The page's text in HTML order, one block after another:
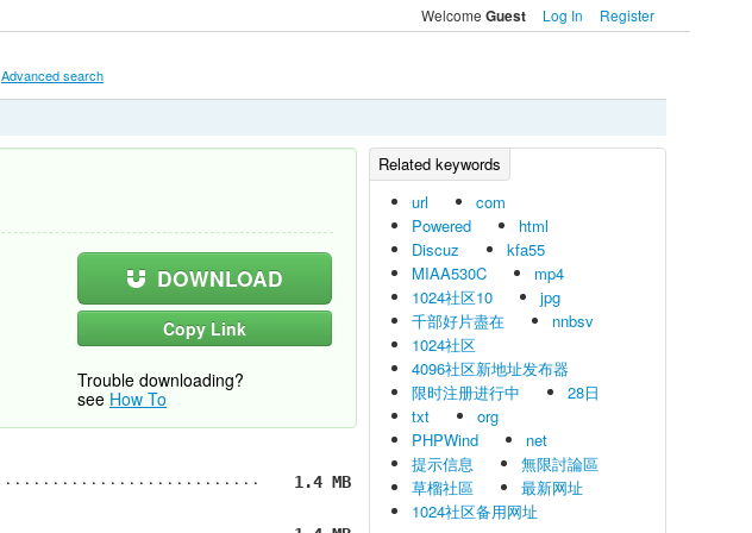
Welcome Guest Log In Register
Advanced search
url
com
Powered
html
Discuz
kfa55
MIAA530C
mp4
1024社区10
jpg
千部好片盡在
nnbsv
1024社区
4096社区新地址发布器
限时注册进行中
28日
txt
org
PHPWind
net
提示信息
無限討論區
草榴社區
最新网址
1024社区备用网址
DOWNLOAD
Copy Link
Trouble downloading?
see How To
1.4 MB